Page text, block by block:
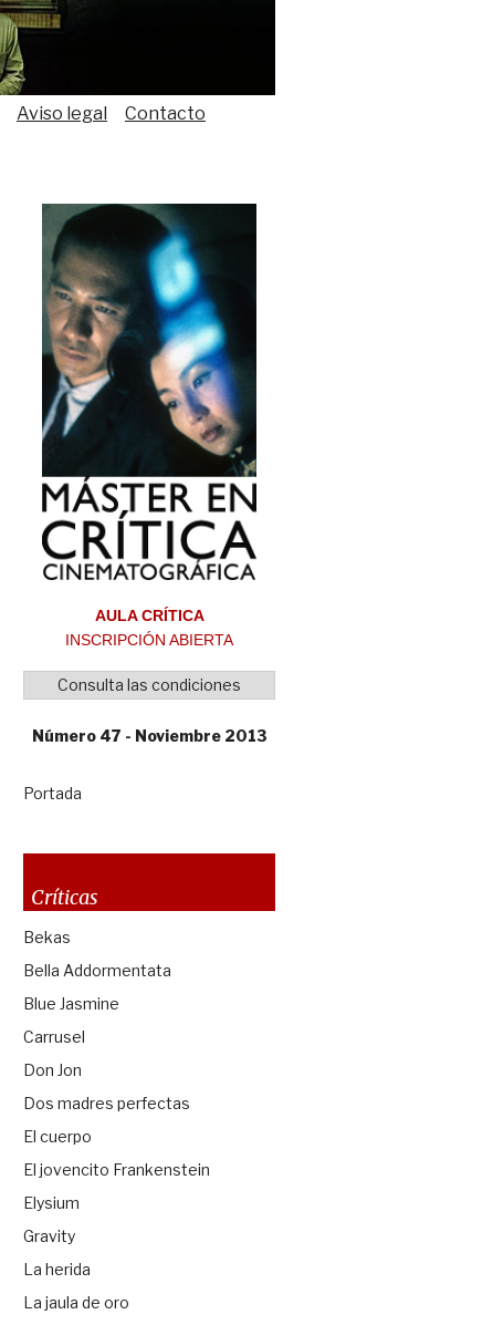
Aviso legal Contacto
AULA CRÍTICA
INSCRIPCIÓN ABIERTA
Consulta las condiciones
Número 47 - Noviembre 2013
Portada
Críticas
Bekas
Bella Addormentata
Blue Jasmine
Carrusel
Don Jon
Dos madres perfectas
El cuerpo
El jovencito Frankenstein
Elysium
Gravity
La herida
La jaula de oro